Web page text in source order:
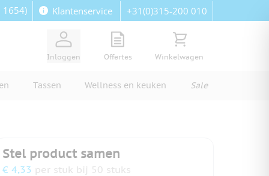
1654) Klantenservice +31(0)315-200 010
Inloggen
View quote, Quote is empty
Offertes
Bekijk winkelwagen,
Winkelwagen
Tassen Wellness en keuken Sale
Stel product samen
€ 4,33 per stuk bij 50 stuks